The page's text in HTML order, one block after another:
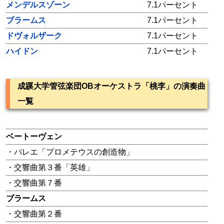
メンデルスゾーン
7.1パーセント
ブラームス
7.1パーセント
ドヴォルザーク
7.1パーセント
ハイドン
7.1パーセント
成蹊大学管弦楽団OBオーケストラ「桃李」の演奏曲
一覧
ベートーヴェン
・バレエ「プロメテウスの創造物」
・交響曲第３番「英雄」
・交響曲第７番
ブラームス
・交響曲第２番